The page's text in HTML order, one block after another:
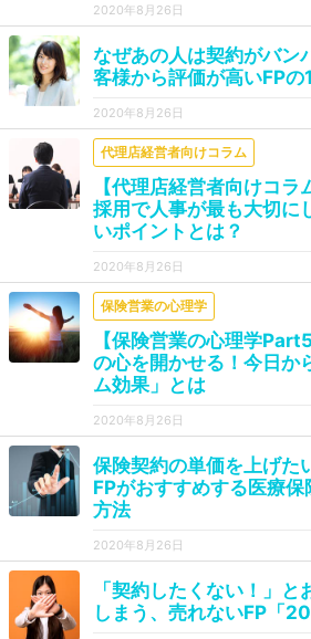
2020年8月26日
なぜあの人は契約がバン
客様から評価が高いFPの
2020年8月26日
代理店経営者向けコラム
【代理店経営者向けコ
採用で人事が最も大切に
いポイントとは？
2020年8月26日
保険営業の心理学
【保険営業の心理学
の心を開かせる！今日か
ム効果」とは
2020年8月26日
保険契約の単価を上げた
FPがおすすめする医療
方法
2020年8月26日
「契約したくない！」と
しまう、売れないFP「20